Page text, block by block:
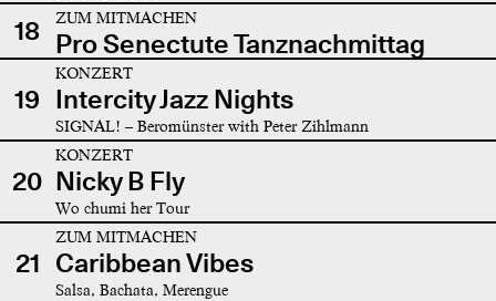
18 ZUM MITMACHEN
Pro Senectute Tanznachmittag
19
KONZERT
Intercity Jazz Nights
SIGNAL! – Beromünster with Peter Zihlmann
20
KONZERT
Nicky B Fly
Wo chumi her Tour
21
ZUM MITMACHEN
Caribbean Vibes
Salsa, Bachata, Merengue